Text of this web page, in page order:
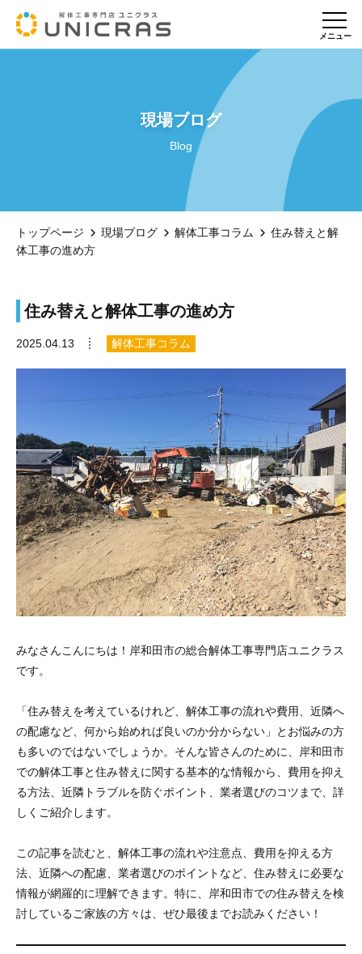
メニュー
現場ブログ
Blog
トップページ 現場ブログ 解体工事コラム
住み替えと解
体工事の進め方
住み替えと解体工事の進め方
2025.04.13 解体工事コラム
みなさんこんにちは！岸和田市の総合解体工事専門店ユニクラス
です。
「住み替えを考えているけれど、解体工事の流れや費用、近隣へ
の配慮など、何から始めれば良いのか分からない」とお悩みの方
も多いのではないでしょうか。そんな皆さんのために、岸和田市
での解体工事と住み替えに関する基本的な情報から、費用を抑え
る方法、近隣トラブルを防ぐポイント、業者選びのコツまで、詳
しくご紹介します。
この記事を読むと、解体工事の流れや注意点、費用を抑える方
法、近隣への配慮、業者選びのポイントなど、住み替えに必要な
情報が網羅的に理解できます。特に、岸和田市での住み替えを検
討しているご家族の方々は、ぜひ最後までお読みください！